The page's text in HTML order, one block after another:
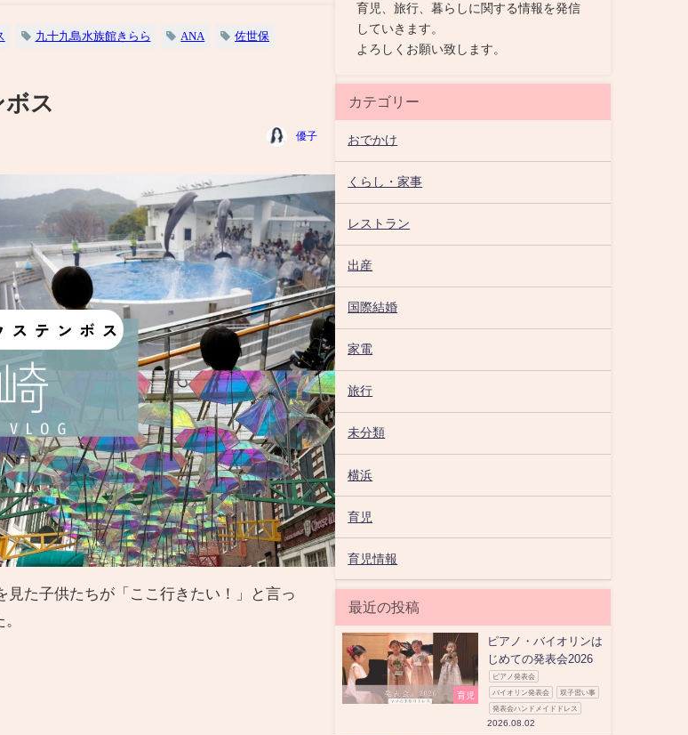
九十九島水族館きらら ANA 佐世保
ス
優子
見た子供たちが「ここ行きたい！」と言っ
育児、旅行、暮らしに関する情報を発信
していきます。
よろしくお願い致します。
カテゴリー
おでかけ
くらし・家事
レストラン
出産
国際結婚
家電
旅行
未分類
横浜
育児
育児情報
最近の投稿
育児
ピアノ・バイオリンは
じめての発表会2026
ピアノ発表会
バイオリン発表会 双子習い事
発表会ハンドメイドドレス
2026.08.02